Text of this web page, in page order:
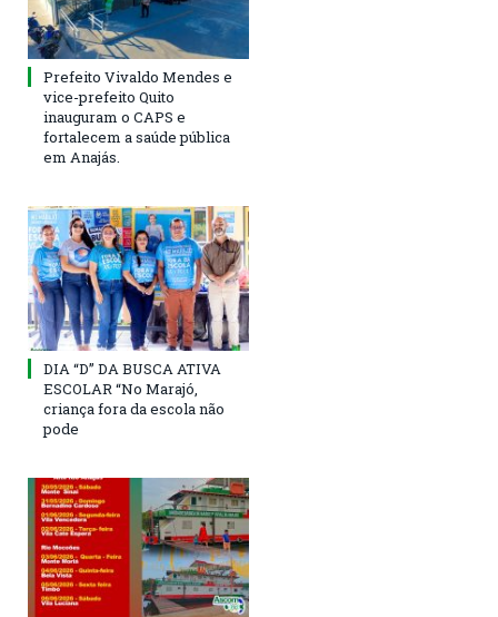
Prefeito Vivaldo Mendes e
vice-prefeito Quito
inauguram o CAPS e
fortalecem a saúde pública
em Anajás.
DIA “D” DA BUSCA ATIVA
ESCOLAR “No Marajó,
criança fora da escola não
pode